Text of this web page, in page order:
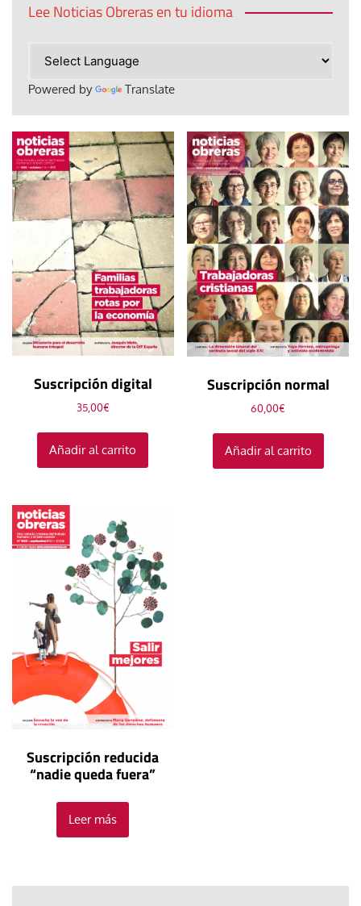
Lee Noticias Obreras en tu idioma
Powered by Translate
Suscripción digital
35,00€
Añadir al carrito
Suscripción normal
60,00€
Añadir al carrito
Suscripción reducida
“nadie queda fuera”
Leer más